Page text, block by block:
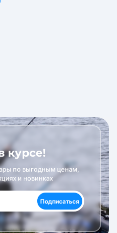
курсе!
по выгодным ценам,
и новинках
Подписаться